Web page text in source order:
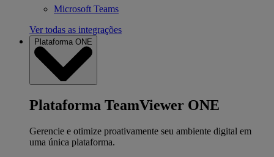
Microsoft Teams
Ver todas as integrações
Plataforma ONE
Plataforma TeamViewer ONE
Gerencie e otimize proativamente seu ambiente digital em
uma única plataforma.